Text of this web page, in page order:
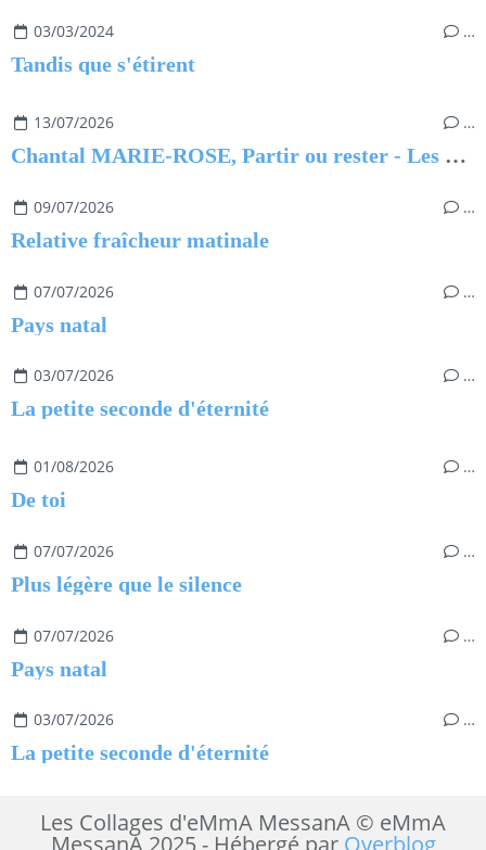
03/03/2024 …
Tandis que s'étirent
13/07/2026 …
Chantal MARIE-ROSE, Partir ou rester - Les clés pour évoluer professionnellement sans regret
09/07/2026 …
Relative fraîcheur matinale
07/07/2026 …
Pays natal
03/07/2026 …
La petite seconde d'éternité
01/08/2026 …
De toi
07/07/2026 …
Plus légère que le silence
07/07/2026 …
Pays natal
03/07/2026 …
La petite seconde d'éternité
Les Collages d'eMmA MessanA © eMmA